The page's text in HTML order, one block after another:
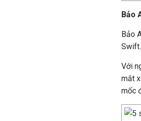
Bảo
Bảo
Với
mắt
mốc